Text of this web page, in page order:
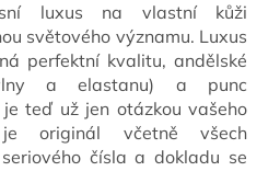
luxus na vlastní kůži
světového významu. Luxus
perfektní kvalitu, andělské
a elastanu) a punc
teď už jen otázkou vašeho
originál včetně všech
čísla a dokladu se